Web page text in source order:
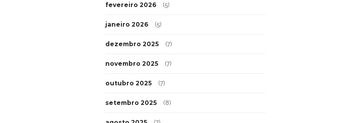
fevereiro 2026 (5)
janeiro 2026 (5)
dezembro 2025 (7)
novembro 2025 (7)
outubro 2025 (7)
setembro 2025 (8)